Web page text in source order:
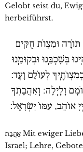
Gelobt seist du,
herbeiführst.
וּמִצְוֹת חֻקִּים
בְּשָׁכְבֵּֽנוּ וּבְקוּמֵֽנוּ
לְעוֹלָם וָעֶד:
וָלָֽיְלָה: וְאַהֲבָתְֿךָ
אוֹהֵב, עַמּוֹ יִשְׂרָאֵל:
אַהֲבַת Mit ewiger Liebe liebst du dein Volk, das Hans
Israel; Lehre,